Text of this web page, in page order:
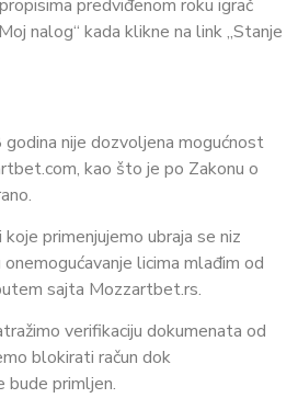
predviđenom roku igrač
nalog“ kada klikne na link „Stanje
nije dozvoljena mogućnost
kao što je po Zakonu o
primenjujemo ubraja se niz
licima mlađim od
sajta Mozzartbet.rs.
verifikaciju dokumenata od
blokirati račun dok
bude primljen.